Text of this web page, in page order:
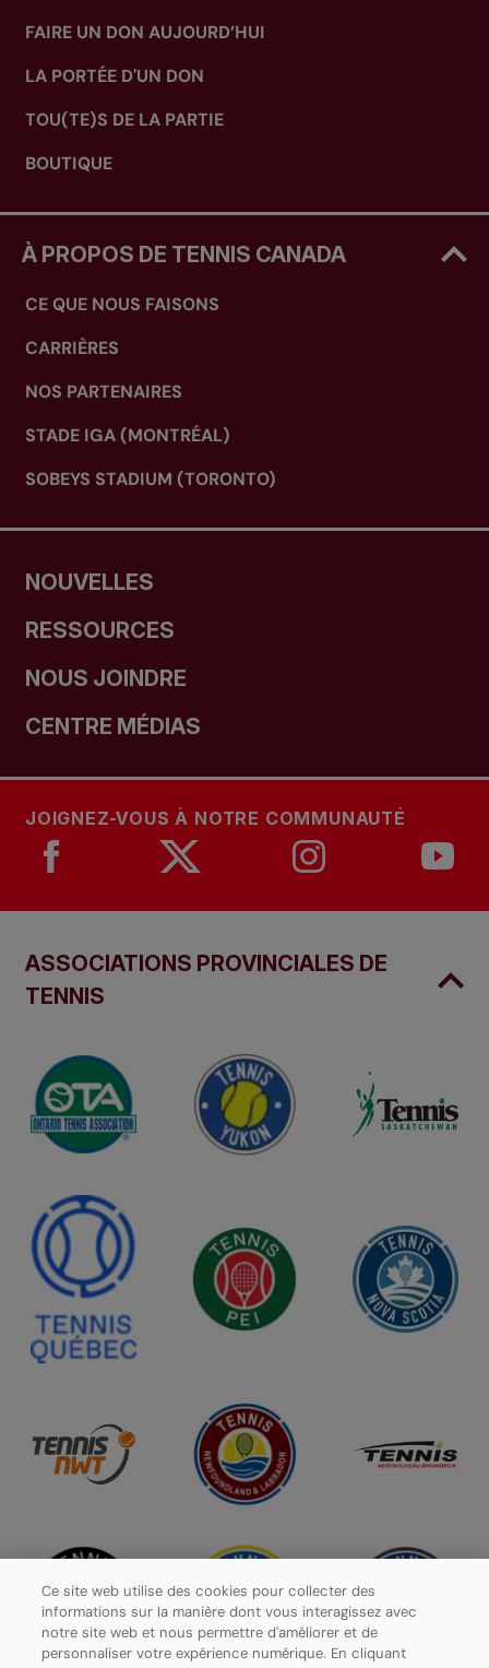
FAIRE UN DON AUJOURD’HUI
LA PORTÉE D'UN DON
TOU(TE)S DE LA PARTIE
BOUTIQUE
À PROPOS DE TENNIS CANADA
CE QUE NOUS FAISONS
CARRIÈRES
NOS PARTENAIRES
STADE IGA (MONTRÉAL)
SOBEYS STADIUM (TORONTO)
NOUVELLES
RESSOURCES
NOUS JOINDRE
CENTRE MÉDIAS
JOIGNEZ-VOUS À NOTRE COMMUNAUTÉ
ASSOCIATIONS PROVINCIALES DE
TENNIS
Ce site web utilise des cookies pour collecter des
informations sur la manière dont vous interagissez avec
notre site web et nous permettre d'améliorer et de
personnaliser votre expérience numérique. En cliquant